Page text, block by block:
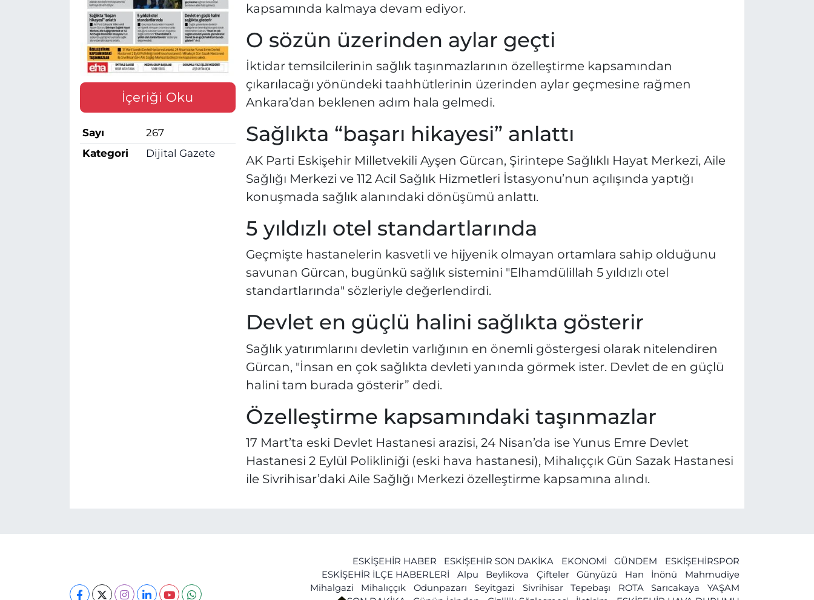
İçeriği Oku
Sayı
267
Kategori
Dijital Gazete
kapsamında kalmaya devam ediyor.
O sözün üzerinden aylar geçti
İktidar temsilcilerinin sağlık taşınmazlarının özelleştirme kapsamından
çıkarılacağı yönündeki taahhütlerinin üzerinden aylar geçmesine rağmen
Ankara’dan beklenen adım hala gelmedi.
Sağlıkta “başarı hikayesi” anlattı
AK Parti Eskişehir Milletvekili Ayşen Gürcan, Şirintepe Sağlıklı Hayat Merkezi, Aile
Sağlığı Merkezi ve 112 Acil Sağlık Hizmetleri İstasyonu’nun açılışında yaptığı
konuşmada sağlık alanındaki dönüşümü anlattı.
5 yıldızlı otel standartlarında
Geçmişte hastanelerin kasvetli ve hijyenik olmayan ortamlara sahip olduğunu
savunan Gürcan, bugünkü sağlık sistemini "Elhamdülillah 5 yıldızlı otel
standartlarında" sözleriyle değerlendirdi.
Devlet en güçlü halini sağlıkta gösterir
Sağlık yatırımlarını devletin varlığının en önemli göstergesi olarak nitelendiren
Gürcan, "İnsan en çok sağlıkta devleti yanında görmek ister. Devlet de en güçlü
halini tam burada gösterir” dedi.
Özelleştirme kapsamındaki taşınmazlar
17 Mart’ta eski Devlet Hastanesi arazisi, 24 Nisan’da ise Yunus Emre Devlet
Hastanesi 2 Eylül Polikliniği (eski hava hastanesi), Mihalıççık Gün Sazak Hastanesi
ile Sivrihisar’daki Aile Sağlığı Merkezi özelleştirme kapsamına alındı.
ESKİŞEHİR HABER ESKİŞEHİR SON DAKİKA EKONOMİ GÜNDEM
ESKİŞEHİRSPOR
ESKİŞEHİR İLÇE HABERLERİ
Alpu Beylikova Çifteler Günyüzü Han İnönü
Mahmudiye
Mihalgazi
Mihalıççık Odunpazarı Seyitgazi Sivrihisar Tepebaşı ROTA Sarıcakaya
YAŞAM